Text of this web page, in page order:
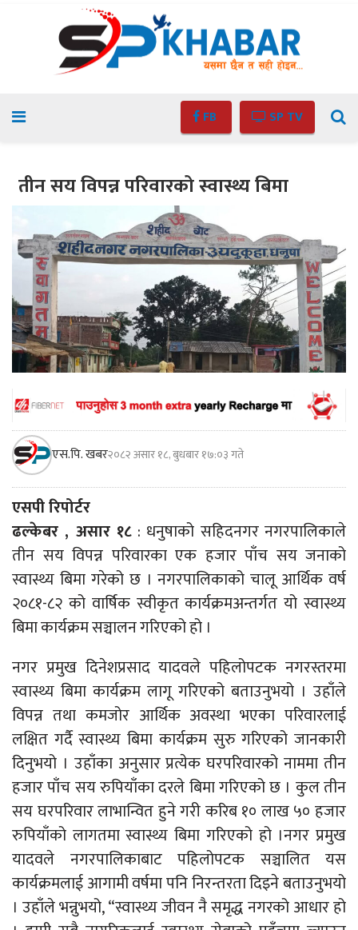
FB SP TV
तीन सय विपन्न परिवारको स्वास्थ्य बिमा
एस.पि. खबर२०८२ असार १८, बुधबार १७:०३ गते
एसपी रिपोर्टर
ढल्केबर , असार १८: धनुषाको सहिदनगर नगरपालिकाले
तीन सय विपन्न परिवारका एक हजार पाँच सय जनाको
स्वास्थ्य बिमा गरेको छ । नगरपालिकाको चालू आर्थिक वर्ष
२०८१-८२ को वार्षिक स्वीकृत कार्यक्रमअन्तर्गत यो स्वास्थ्य
बिमा कार्यक्रम सञ्चालन गरिएको हो ।
नगर प्रमुख दिनेशप्रसाद यादवले पहिलोपटक नगरस्तरमा
स्वास्थ्य बिमा कार्यक्रम लागू गरिएको बताउनुभयो । उहाँले
विपन्न तथा कमजोर आर्थिक अवस्था भएका परिवारलाई
लक्षित गर्दै स्वास्थ्य बिमा कार्यक्रम सुरु गरिएको जानकारी
दिनुभयो । उहाँका अनुसार प्रत्येक घरपरिवारको नाममा तीन
हजार पाँच सय रुपियाँका दरले बिमा गरिएको छ । कुल तीन
सय घरपरिवार लाभान्वित हुने गरी करिब १० लाख ५० हजार
रुपियाँको लागतमा स्वास्थ्य बिमा गरिएको हो ।नगर प्रमुख
यादवले नगरपालिकाबाट पहिलोपटक सञ्चालित यस
कार्यक्रमलाई आगामी वर्षमा पनि निरन्तरता दिइने बताउनुभयो
। उहाँले भन्नुभयो, “स्वास्थ्य जीवन नै समृद्ध नगरको आधार हो